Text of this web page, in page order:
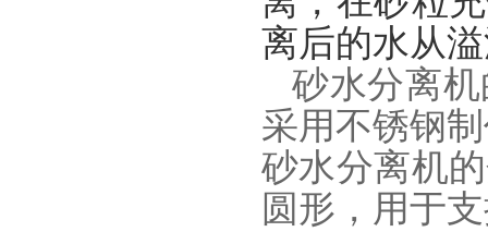
离后的水从
砂水分离
采用不锈钢
砂水分离机
圆形，用于